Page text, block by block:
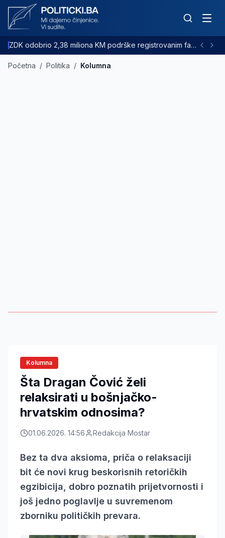
ZDK odobrio 2,38 miliona KM podrške registrovanim farmama goveda
Početna / Politika / Kolumna
Kolumna
Šta Dragan Čović želi
relaksirati u bošnjačko-
hrvatskim odnosima?
01.06.2026. 14:56 Redakcija Mostar
Bez ta dva aksioma, priča o relaksaciji
bit će novi krug beskorisnih retoričkih
egzibicija, dobro poznatih prijetvornosti i
još jedno poglavlje u suvremenom
zborniku političkih prevara.